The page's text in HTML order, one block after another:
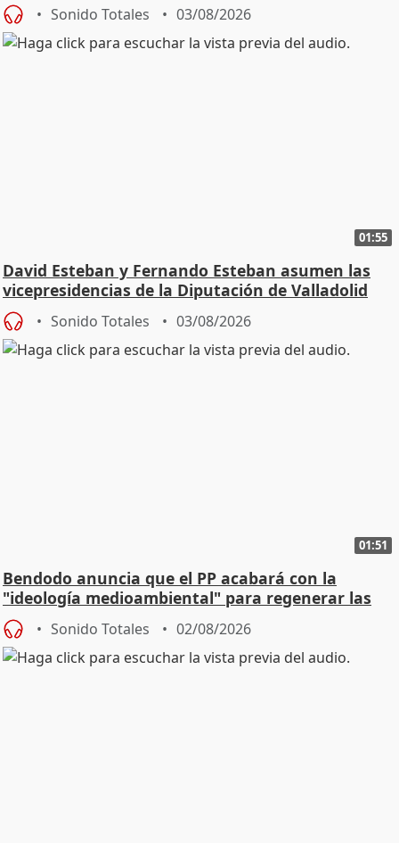
Sonido Totales 03/08/2026
01:55
David Esteban y Fernando Esteban asumen las
vicepresidencias de la Diputación de Valladolid
Sonido Totales 03/08/2026
01:51
Bendodo anuncia que el PP acabará con la
"ideología medioambiental" para regenerar las
playas
Sonido Totales 02/08/2026